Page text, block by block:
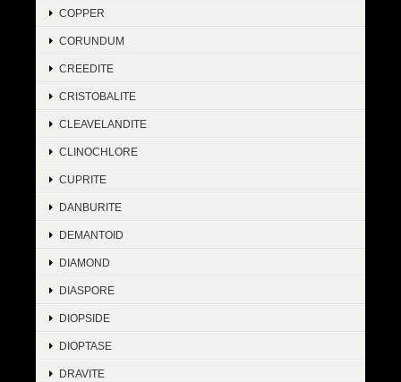
COPPER
CORUNDUM
CREEDITE
CRISTOBALITE
CLEAVELANDITE
CLINOCHLORE
CUPRITE
DANBURITE
DEMANTOID
DIAMOND
DIASPORE
DIOPSIDE
DIOPTASE
DRAVITE